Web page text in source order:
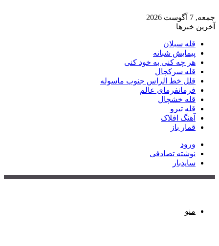
جمعه, 7 آگوست 2026
آخرین خبرها
قله سبلان
پیمایش شبانه
هر چه کنی به خود کنی
قله سرکچال
قلل خط الراس جنوب ماسوله
فرمانفرمای عالم
قله خشچال
قله تیرو
آهنگ افلاک
قمار باز
ورود
نوشته تصادفی
سایدبار
منو